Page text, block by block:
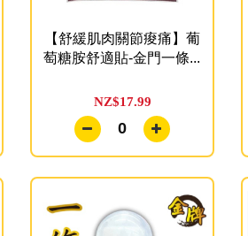
【舒緩肌肉關節痠痛】葡
萄糖胺舒適貼-金門一條...
NZ$17.99
0